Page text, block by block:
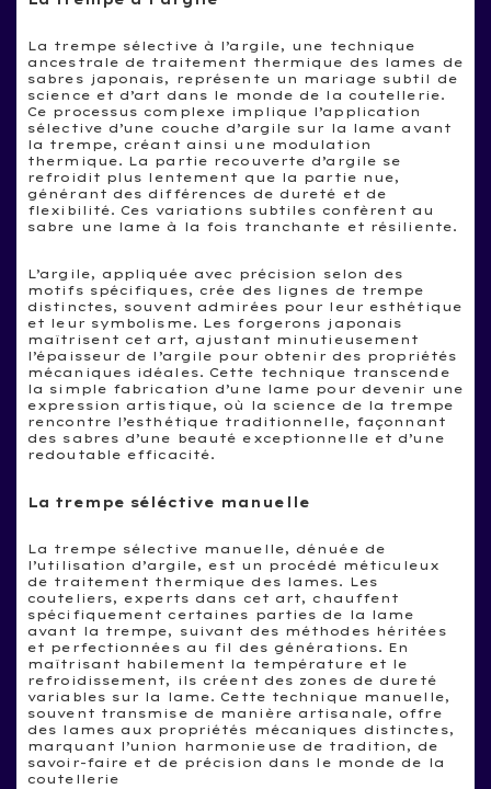
La trempe sélective à l’argile, une technique
ancestrale de traitement thermique des lames de
sabres japonais, représente un mariage subtil de
science et d’art dans le monde de la coutellerie.
Ce processus complexe implique l’application
sélective d’une couche d’argile sur la lame avant
la trempe, créant ainsi une modulation
thermique. La partie recouverte d’argile se
refroidit plus lentement que la partie nue,
générant des différences de dureté et de
flexibilité. Ces variations subtiles confèrent au
sabre une lame à la fois tranchante et résiliente.
L’argile, appliquée avec précision selon des
motifs spécifiques, crée des lignes de trempe
distinctes, souvent admirées pour leur esthétique
et leur symbolisme. Les forgerons japonais
maîtrisent cet art, ajustant minutieusement
l’épaisseur de l’argile pour obtenir des propriétés
mécaniques idéales. Cette technique transcende
la simple fabrication d’une lame pour devenir une
expression artistique, où la science de la trempe
rencontre l’esthétique traditionnelle, façonnant
des sabres d’une beauté exceptionnelle et d’une
redoutable efficacité.
La trempe séléctive manuelle
La trempe sélective manuelle, dénuée de
l’utilisation d’argile, est un procédé méticuleux
de traitement thermique des lames. Les
couteliers, experts dans cet art, chauffent
spécifiquement certaines parties de la lame
avant la trempe, suivant des méthodes héritées
et perfectionnées au fil des générations. En
maîtrisant habilement la température et le
refroidissement, ils créent des zones de dureté
variables sur la lame. Cette technique manuelle,
souvent transmise de manière artisanale, offre
des lames aux propriétés mécaniques distinctes,
marquant l’union harmonieuse de tradition, de
savoir-faire et de précision dans le monde de la
coutellerie